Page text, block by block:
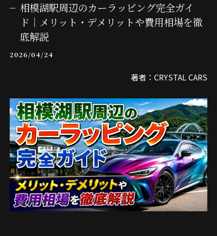
相模湖駅周辺のカーラッピング完全ガイ
ド｜メリット・デメリットや費用相場を徹
底解説
2026/04/24
著者：CRYSTAL CARS